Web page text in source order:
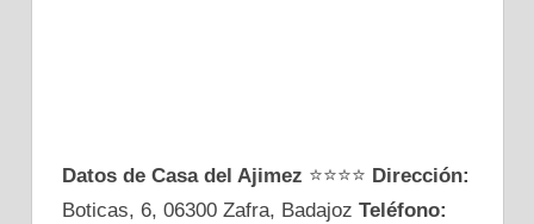
Datos de Casa del Ajimez ⭐⭐⭐⭐ Dirección:
Boticas, 6, 06300 Zafra, Badajoz Teléfono: